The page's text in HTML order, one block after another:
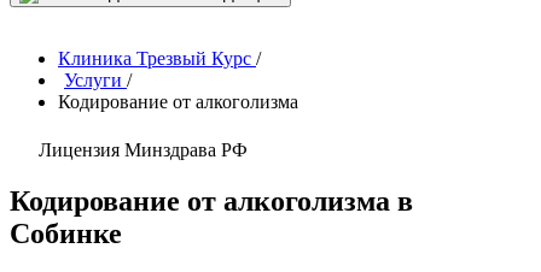
Клиника Трезвый Курс /
Услуги /
Кодирование от алкоголизма
Лицензия Минздрава РФ
Кодирование от алкоголизма в
Собинке